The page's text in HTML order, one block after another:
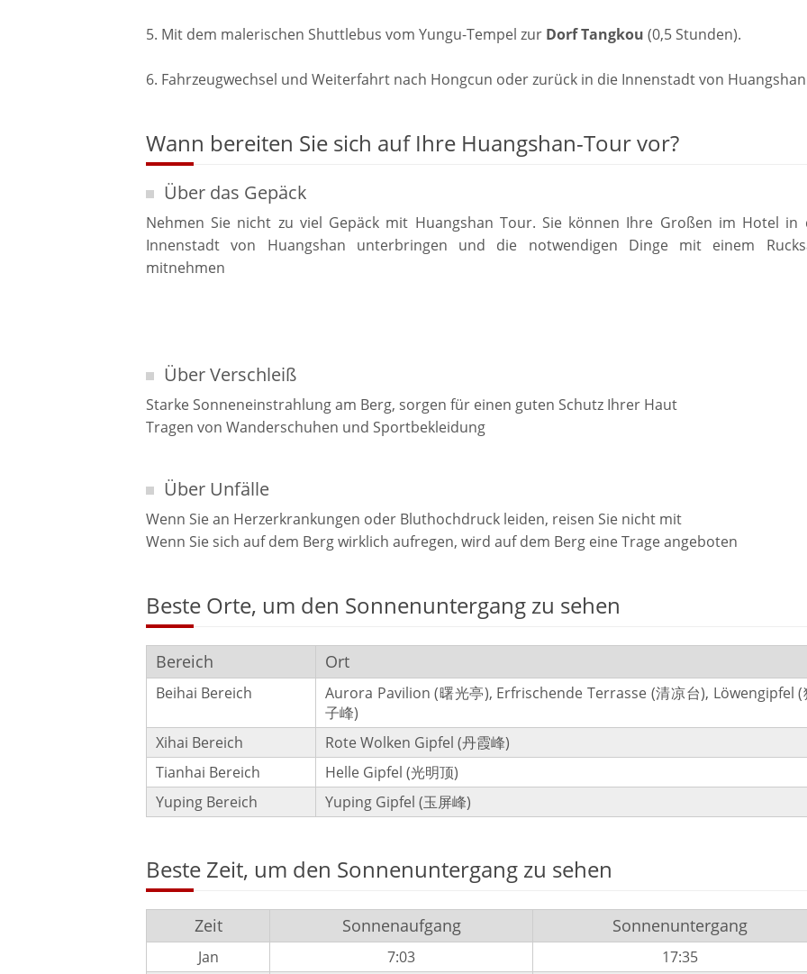
5. Mit dem malerischen Shuttlebus vom Yungu-Tempel zur DorfTangkou (0,5 Stunden).
6. Fahrzeugwechsel und Weiterfahrt nach Hongcun oder zurück in die Innenstadt von
Wann bereiten Sie sich auf Ihre Huangshan-Tour vor?
Über das Gepäck
Nehmen Sie nicht zu viel Gepäck mit Huangshan Tour. Sie können Ihre Großen im Hotel in
Innenstadt von Huangshan unterbringen und die notwendigen Dinge mit einem
mitnehmen
Über Verschleiß
Starke Sonneneinstrahlung am Berg, sorgen für einen guten Schutz Ihrer Haut
Tragen von Wanderschuhen und Sportbekleidung
Über Unfälle
Wenn Sie an Herzerkrankungen oder Bluthochdruck leiden, reisen Sie nicht mit
Wenn Sie sich auf dem Berg wirklich aufregen, wird auf dem Berg eine Trage angeboten
Beste Orte, um den Sonnenuntergang zu sehen
Bereich Ort
Beihai Bereich
Aurora Pavilion (曙光亭), Erfrischende Terrasse (清凉台), Löwengipfel (
子峰)
Xihai Bereich
Rote Wolken Gipfel (丹霞峰)
Tianhai Bereich
Helle Gipfel (光明顶)
Yuping Bereich
Yuping Gipfel (玉屏峰)
Beste Zeit, um den Sonnenuntergang zu sehen
Zeit Sonnenaufgang Sonnenuntergang
Jan 7:03
17:35